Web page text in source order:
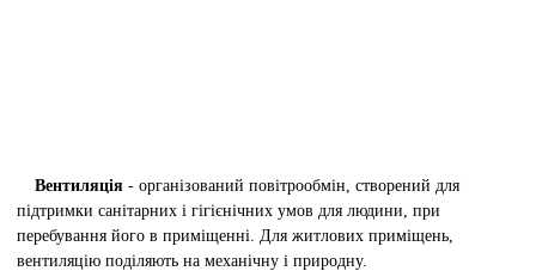
Вентиляція- організований повітрообмін, створений для
підтримки санітарних і гігієнічних умов для людини, при
перебування його в приміщенні. Для житлових приміщень,
вентиляцію поділяють на механічну і природну.